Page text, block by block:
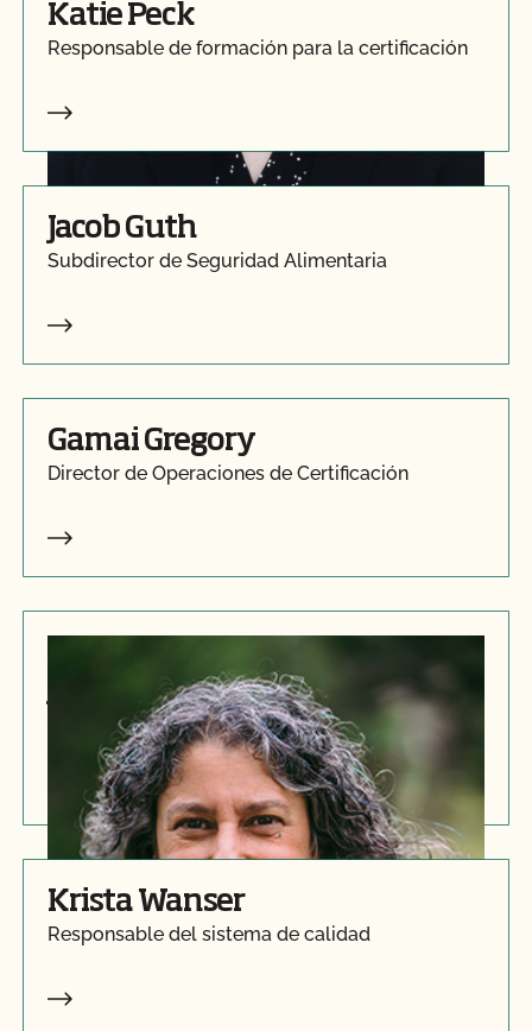
Katie Peck
Responsable de formación para la certificación
Jacob Guth
Subdirector de Seguridad Alimentaria
Gamai Gregory
Director de Operaciones de Certificación
Jasmine Roohani
Supervisor de Operaciones de Certificación
Krista Wanser
Responsable del sistema de calidad